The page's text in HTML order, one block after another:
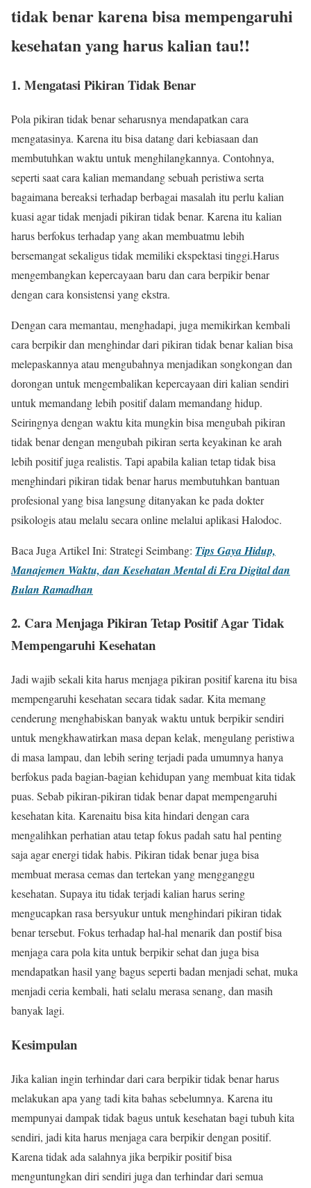
tidak benar karena bisa mempengaruhi
kesehatan yang harus kalian tau!!
1. Mengatasi Pikiran Tidak Benar
Pola pikiran tidak benar seharusnya mendapatkan cara
mengatasinya. Karena itu bisa datang dari kebiasaan dan
membutuhkan waktu untuk menghilangkannya. Contohnya,
seperti saat cara kalian memandang sebuah peristiwa serta
bagaimana bereaksi terhadap berbagai masalah itu perlu kalian
kuasi agar tidak menjadi pikiran tidak benar. Karena itu kalian
harus berfokus terhadap yang akan membuatmu lebih
bersemangat sekaligus tidak memiliki ekspektasi tinggi.Harus
mengembangkan kepercayaan baru dan cara berpikir benar
dengan cara konsistensi yang ekstra.
Dengan cara memantau, menghadapi, juga memikirkan kembali
cara berpikir dan menghindar dari pikiran tidak benar kalian bisa
melepaskannya atau mengubahnya menjadikan songkongan dan
dorongan untuk mengembalikan kepercayaan diri kalian sendiri
untuk memandang lebih positif dalam memandang hidup.
Seiringnya dengan waktu kita mungkin bisa mengubah pikiran
tidak benar dengan mengubah pikiran serta keyakinan ke arah
lebih positif juga realistis. Tapi apabila kalian tetap tidak bisa
menghindari pikiran tidak benar harus membutuhkan bantuan
profesional yang bisa langsung ditanyakan ke pada dokter
psikologis atau melalu secara online melalui aplikasi Halodoc.
Baca Juga Artikel Ini: Strategi Seimbang: Tips Gaya Hidup,
Manajemen Waktu, dan Kesehatan Mental di Era Digital dan
Bulan Ramadhan
2. Cara Menjaga Pikiran Tetap Positif Agar Tidak
Mempengaruhi Kesehatan
Jadi wajib sekali kita harus menjaga pikiran positif karena itu bisa
mempengaruhi kesehatan secara tidak sadar. Kita memang
cenderung menghabiskan banyak waktu untuk berpikir sendiri
untuk mengkhawatirkan masa depan kelak, mengulang peristiwa
di masa lampau, dan lebih sering terjadi pada umumnya hanya
berfokus pada bagian-bagian kehidupan yang membuat kita tidak
puas. Sebab pikiran-pikiran tidak benar dapat mempengaruhi
kesehatan kita. Karenaitu bisa kita hindari dengan cara
mengalihkan perhatian atau tetap fokus padah satu hal penting
saja agar energi tidak habis. Pikiran tidak benar juga bisa
membuat merasa cemas dan tertekan yang mengganggu
kesehatan. Supaya itu tidak terjadi kalian harus sering
mengucapkan rasa bersyukur untuk menghindari pikiran tidak
benar tersebut. Fokus terhadap hal-hal menarik dan postif bisa
menjaga cara pola kita untuk berpikir sehat dan juga bisa
mendapatkan hasil yang bagus seperti badan menjadi sehat, muka
menjadi ceria kembali, hati selalu merasa senang, dan masih
banyak lagi.
Kesimpulan
Jika kalian ingin terhindar dari cara berpikir tidak benar harus
melakukan apa yang tadi kita bahas sebelumnya. Karena itu
mempunyai dampak tidak bagus untuk kesehatan bagi tubuh kita
sendiri, jadi kita harus menjaga cara berpikir dengan positif.
Karena tidak ada salahnya jika berpikir positif bisa
menguntungkan diri sendiri juga dan terhindar dari semua